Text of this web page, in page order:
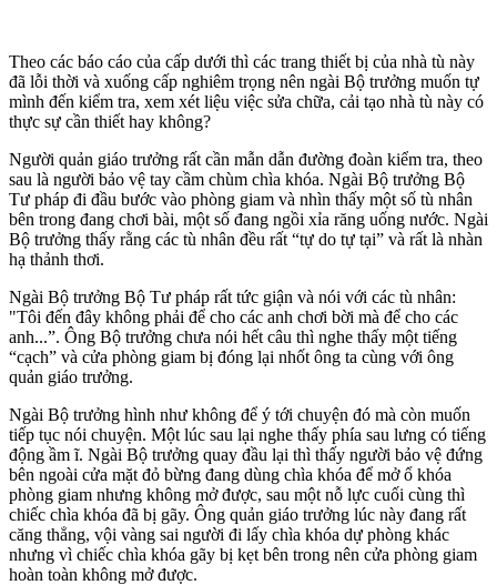
Theo các báo cáo của cấp dưới thì các trang thiết bị của nhà tù này
đã lỗi thời và xuống cấp nghiêm trọng nên ngài Bộ trưởng muốn tự
mình đến kiểm tra, xem xét liệu việc sửa chữa, cải tạo nhà tù này có
thực sự cần thiết hay không?
Người quản giáo trưởng rất cần mẫn dẫn đường đoàn kiểm tra, theo
sau là người bảo vệ tay cầm chùm chìa khóa. Ngài Bộ trưởng Bộ
Tư pháp đi đầu bước vào phòng giam và nhìn thấy một số tù nhân
bên trong đang chơi bài, một số đang ngồi xỉa răng uống nước. Ngài
Bộ trưởng thấy rằng các tù nhân đều rất “tự do tự tại” và rất là nhàn
hạ thảnh thơi.
Ngài Bộ trưởng Bộ Tư pháp rất tức giận và nói với các tù nhân:
"Tôi đến đây không phải để cho các anh chơi bời mà để cho các
anh...”. Ông Bộ trưởng chưa nói hết câu thì nghe thấy một tiếng
“cạch” và cửa phòng giam bị đóng lại nhốt ông ta cùng với ông
quản giáo trưởng.
Ngài Bộ trưởng hình như không để ý tới chuyện đó mà còn muốn
tiếp tục nói chuyện. Một lúc sau lại nghe thấy phía sau lưng có tiếng
động ầm ĩ. Ngài Bộ trưởng quay đầu lại thì thấy người bảo vệ đứng
bên ngoài cửa mặt đỏ bừng đang dùng chìa khóa để mở ổ khóa
phòng giam nhưng không mở được, sau một nỗ lực cuối cùng thì
chiếc chìa khóa đã bị gãy. Ông quản giáo trưởng lúc này đang rất
căng thẳng, vội vàng sai người đi lấy chìa khóa dự phòng khác
nhưng vì chiếc chìa khóa gãy bị kẹt bên trong nên cửa phòng giam
hoàn toàn không mở được.